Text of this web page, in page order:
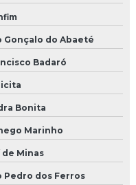
Gonçalo do Abaeté
Badaró
Bonita
Marinho
de Minas
Pedro dos Ferros